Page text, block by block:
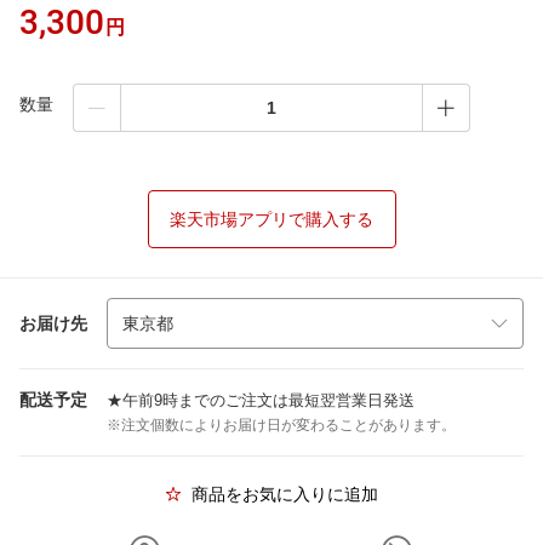
3,300 円
数量
楽天市場アプリで購入する
お届け先
配送予定 ★午前9時までのご注文は最短翌営業日発送
※注文個数によりお届け日が変わることがあります。
商品をお気に入りに追加